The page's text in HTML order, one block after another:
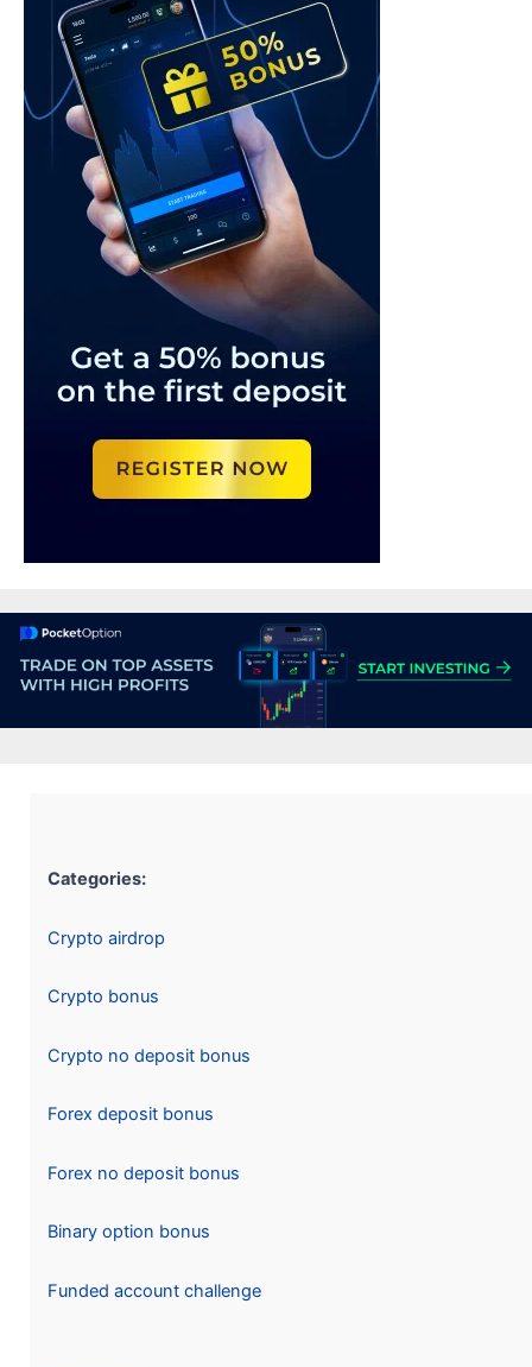
Categories:
Crypto airdrop
Crypto bonus
Crypto no deposit bonus
Forex deposit bonus
Forex no deposit bonus
Binary option bonus
Funded account challenge